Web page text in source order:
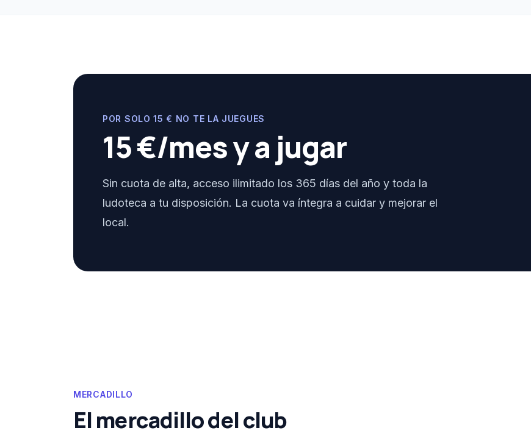
POR SOLO 15 € NO TE LA JUEGUES
15 €/mes y a jugar
Sin cuota de alta, acceso ilimitado los 365 días del año y toda la
ludoteca a tu disposición. La cuota va íntegra a cuidar y mejorar el
local.
MERCADILLO
El mercadillo del club